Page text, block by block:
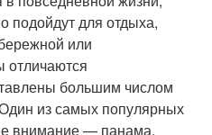
подойдут для отдыха,
или
большим числом
из самых популярных
внимание — панама.